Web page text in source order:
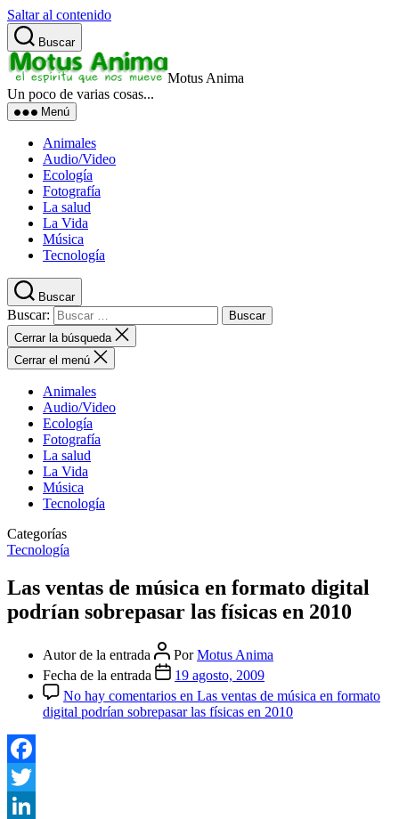
Saltar al contenido
Buscar
Motus Anima
Un poco de varias cosas...
Menú
Animales
Audio/Video
Ecología
Fotografía
La salud
La Vida
Música
Tecnología
Buscar
Buscar:
Cerrar la búsqueda
Cerrar el menú
Animales
Audio/Video
Ecología
Fotografía
La salud
La Vida
Música
Tecnología
Categorías
Tecnología
Las ventas de música en formato digital
podrían sobrepasar las físicas en 2010
Autor de la entrada PorMotus Anima
Fecha de la entrada
19 agosto, 2009
No hay comentarios en Las ventas de música en formato
digital podrían sobrepasar las físicas en 2010
Facebook
Twitter